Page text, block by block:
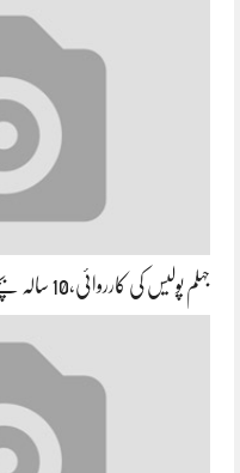
جہلم پولیس کی کارروائی،10 سالہ بچے کو جنسی زیادتی کا نشانہ بنانے والا ملزم…